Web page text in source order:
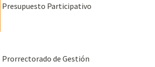
Presupuesto Participativo
Prorrectorado de Gestión